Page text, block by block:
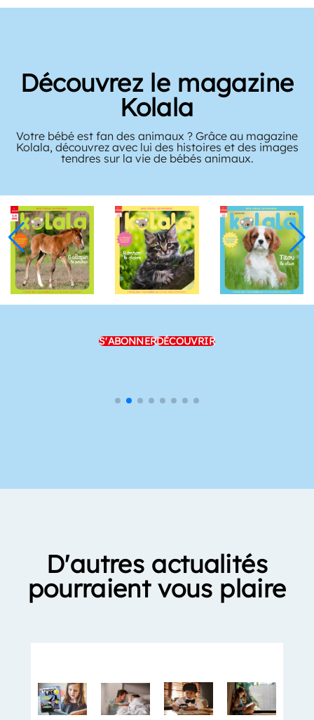
Découvrez le magazine
Kolala
Votre bébé est fan des animaux ? Grâce au magazine
Kolala, découvrez avec lui des histoires et des images
tendres sur la vie de bébés animaux.
S'ABONNERDÉCOUVRIR
D'autres actualités
pourraient vous plaire